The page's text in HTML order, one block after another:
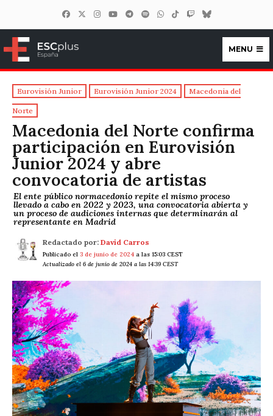
ESCplus España
MENU
Eurovisión Junior Eurovisión Junior 2024 Macedonia del
Norte
Macedonia del Norte confirma
participación en Eurovisión
Junior 2024 y abre
convocatoria de artistas
El ente público normacedonio repite el mismo proceso
llevado a cabo en 2022 y 2023, una convocatoria abierta y
un proceso de audiciones internas que determinarán al
representante en Madrid
Redactado por: David Carros
Publicado el 3 de junio de 2024 a las 15:03 CEST
Actualizado el 6 de junio de 2024 a las 14:39 CEST